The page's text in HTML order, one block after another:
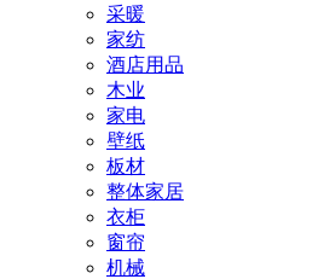
采暖
家纺
酒店用品
木业
家电
壁纸
板材
整体家居
衣柜
窗帘
机械